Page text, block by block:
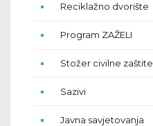
Reciklažno dvorište
Program ZAŽELI
Stožer civilne zaštite
Sazivi
Javna savjetovanja